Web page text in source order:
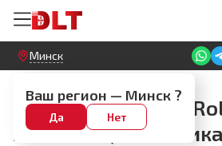
Круглосуточный! Прием заявок на
Минск
Ваш регион — Минск ?
Да Нет
Кисти макловицы
Кисть макловица
50*175мм,